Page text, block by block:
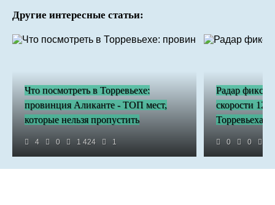
Другие интересные статьи:
Что посмотреть в Торревьехе:
провинция Аликанте - ТОП мест,
которые нельзя пропустить
4 0 1 424 1
Радар
скорости 124
Торревьеха
0 0